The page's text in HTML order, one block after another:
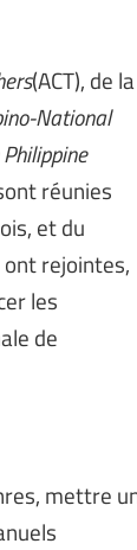
(ACT), de la
National
réunies
et du
ont rejointes,
les
de
mettre